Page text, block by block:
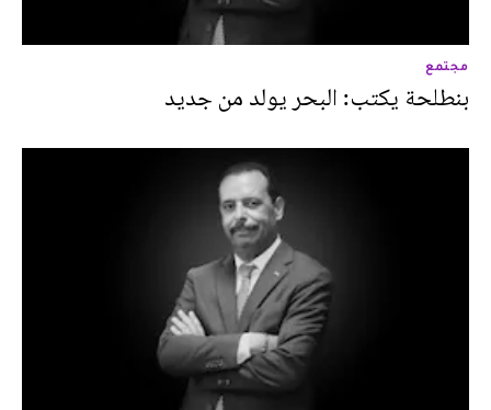
مجتمع
بنطلحة يكتب: البحر يولد من جديد